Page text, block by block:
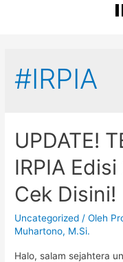
#IRPIA
UPDATE!
IRPIA
Cek Disini!
Uncategorized / Oleh
Muhartono, M.Si.
Halo, salam sejahtera